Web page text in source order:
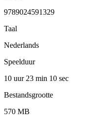
9789024591329
Taal
Nederlands
Speelduur
10 uur 23 min 10 sec
Bestandsgrootte
570 MB